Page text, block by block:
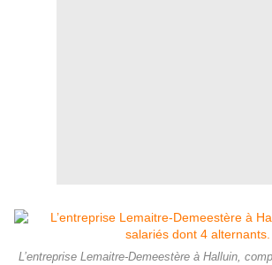
L’entreprise Lemaitre-Demeestère à Halluin,